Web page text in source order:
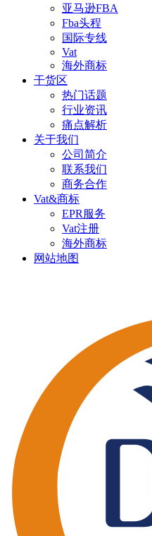
亚马逊FBA
Fba头程
国际专线
Vat
海外商标
干货区
热门话题
行业资讯
痛点解析
关于我们
公司简介
联系我们
商务合作
Vat&商标
EPR服务
Vat注册
海外商标
网站地图